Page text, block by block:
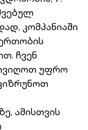
კომპანიაში
ჩვენ
უფრო
ამისთვის